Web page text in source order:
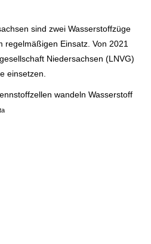
sind zwei Wasserstoffzüge
regelmäßigen Einsatz. Von 2021
Niedersachsen (LNVG)
einsetzen.
wandeln Wasserstoff